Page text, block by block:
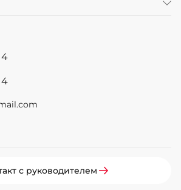
4
4
с руководителем